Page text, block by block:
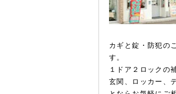
カギと錠・防犯の
す。
１ドア２ロックの
玄関、ロッカー、